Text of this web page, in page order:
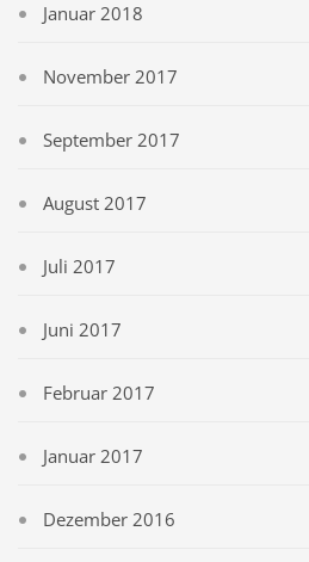
Januar 2018
November 2017
September 2017
August 2017
Juli 2017
Juni 2017
Februar 2017
Januar 2017
Dezember 2016